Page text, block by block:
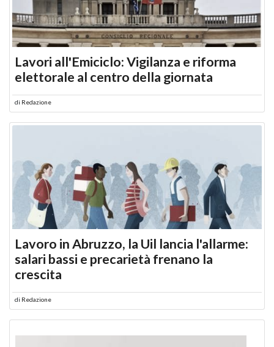
Lavori all'Emiciclo: Vigilanza e riforma
elettorale al centro della giornata
di Redazione
Lavoro in Abruzzo, la Uil lancia l'allarme:
salari bassi e precarietà frenano la
crescita
di Redazione